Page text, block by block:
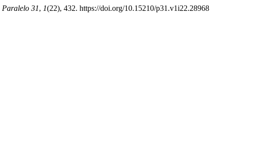
Paralelo 31, 1(22), 432. https://doi.org/10.15210/p31.v1i22.28968